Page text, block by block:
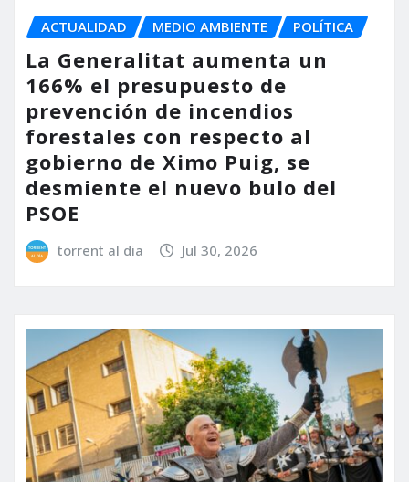
ACTUALIDAD MEDIO AMBIENTE POLÍTICA
La Generalitat aumenta un
166% el presupuesto de
prevención de incendios
forestales con respecto al
gobierno de Ximo Puig, se
desmiente el nuevo bulo del
PSOE
torrent al dia Jul 30, 2026